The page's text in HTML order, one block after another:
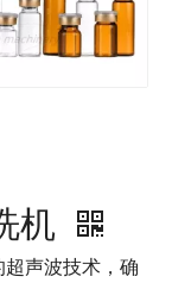
机
声波技术，确